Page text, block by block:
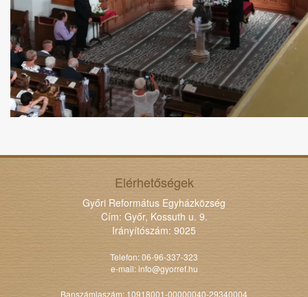
Elérhetőségek
Győri Református Egyházközség
Cím: Győr, Kossuth u. 9.
Irányítószám: 9025
Telefon: 06-96-337-323
e-mail:info@gyorref.hu
Banszámlaszám: 10918001-00000040-29340004